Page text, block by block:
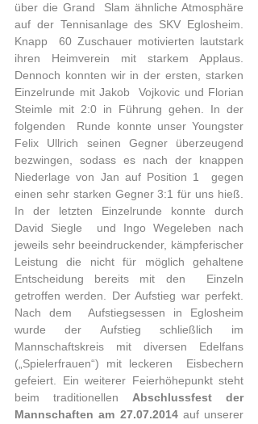
über die Grand  Slam ähnliche Atmosphäre
auf der Tennisanlage des SKV Eglosheim.
Knapp  60 Zuschauer motivierten lautstark
ihren Heimverein mit starkem Applaus.
Dennoch konnten wir in der ersten, starken
Einzelrunde mit Jakob  Vojkovic und Florian
Steimle mit 2:0 in Führung gehen. In der
folgenden  Runde konnte unser Youngster
Felix Ullrich seinen Gegner überzeugend
bezwingen, sodass es nach der knappen
Niederlage von Jan auf Position 1  gegen
einen sehr starken Gegner 3:1 für uns hieß.
In der letzten Einzelrunde konnte durch
David Siegle  und Ingo Wegeleben nach
jeweils sehr beeindruckender, kämpferischer
Leistung die nicht für möglich gehaltene
Entscheidung bereits mit den  Einzeln
getroffen werden. Der Aufstieg war perfekt.
Nach dem  Aufstiegsessen in Eglosheim
wurde der Aufstieg schließlich im
Mannschaftskreis mit diversen Edelfans
(„Spielerfrauen“) mit leckeren  Eisbechern
gefeiert. Ein weiterer Feierhöhepunkt steht
beim traditionellen Abschlussfest der
Mannschaften am 27.07.2014 auf unserer